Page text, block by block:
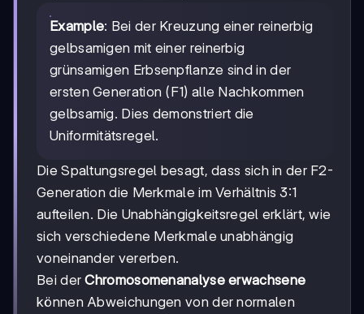
Example: Bei der Kreuzung einer reinerbig
gelbsamigen mit einer reinerbig
grünsamigen Erbsenpflanze sind in der
ersten Generation (F1) alle Nachkommen
gelbsamig. Dies demonstriert die
Uniformitätsregel.
Die Spaltungsregel besagt, dass sich in der F2-
Generation die Merkmale im Verhältnis 3:1
aufteilen. Die Unabhängigkeitsregel erklärt, wie
sich verschiedene Merkmale unabhängig
voneinander vererben.
Bei derChromosomenanalyse erwachsene
können Abweichungen von der normalen